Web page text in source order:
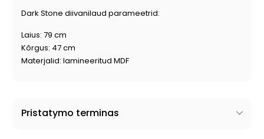
Dark Stone diivanilaud parameetrid:
Laius: 79 cm
Kõrgus: 47 cm
Materjalid: lamineeritud MDF
Pristatymo terminas